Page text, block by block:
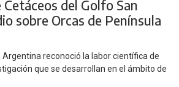
del Golfo San
sobre Orcas de Península
Argentina reconoció la labor científica de
que se desarrollan en el ámbito de